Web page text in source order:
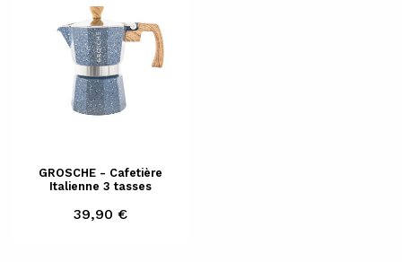
GROSCHE - Cafetière
Italienne 3 tasses
Prix
39,90 €